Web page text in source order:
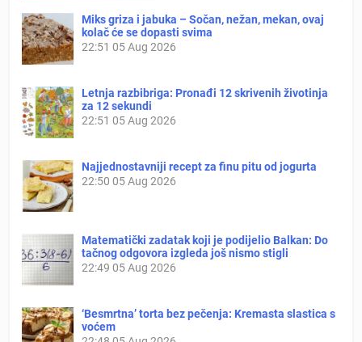
Miks griza i jabuka – Sočan, nežan, mekan, ovaj
kolač će se dopasti svima
22:51 05 Aug 2026
Letnja razbibriga: Pronađi 12 skrivenih životinja
za 12 sekundi
22:51 05 Aug 2026
Najjednostavniji recept za finu pitu od jogurta
22:50 05 Aug 2026
Matematički zadatak koji je podijelio Balkan: Do
tačnog odgovora izgleda još nismo stigli
22:49 05 Aug 2026
‘Besmrtna’ torta bez pečenja: Kremasta slastica s
voćem